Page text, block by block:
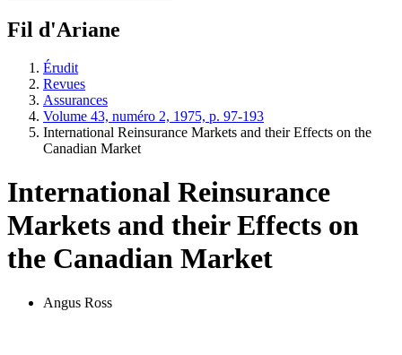
Fil d'Ariane
Érudit
Revues
Assurances
Volume 43, numéro 2, 1975, p. 97-193
International Reinsurance Markets and their Effects on the
Canadian Market
International Reinsurance
Markets and their Effects on
the Canadian Market
Angus Ross